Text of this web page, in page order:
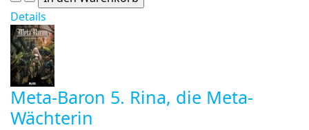
Details
Meta-Baron 5. Rina, die Meta-
Wächterin